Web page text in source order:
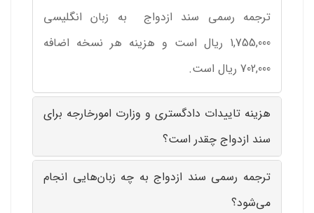
ترجمه رسمی سند ازدواج به زبان انگلیسی
1,755,000 ریال است و هزینه هر نسخه اضافه
702,000 ریال است.
هزینه تاییدات دادگستری و وزارت امورخارجه برای
سند ازدواج چقدر است؟
ترجمه رسمی سند ازدواج به چه زبان‌هایی انجام
می‌شود؟